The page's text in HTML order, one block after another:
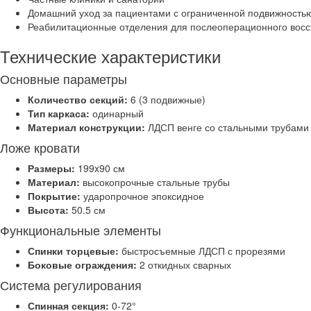
Домашний уход за пациентами с ограниченной
Реабилитационные отделения для послеоперационного
Технические характеристики
Основные параметры
Количество секций: 6 (3 подвижные)
Тип каркаса: одинарный
Материал конструкции: ЛДСП венге со стальными трубами
Ложе кровати
Размеры: 199x90 см
Материал: высокопрочные стальные трубы
Покрытие: ударопрочное эпоксидное
Высота: 50.5 см
Функциональные элементы
Спинки торцевые: быстросъемные ЛДСП с прорезями
Боковые ограждения: 2 откидных сварных
Система регулирования
Спинная секция: 0-72°